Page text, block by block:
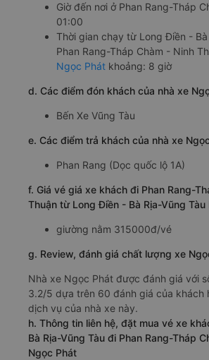
Giờ đến nơi ở Phan Rang-Tháp
01:00
Thời gian chạy từ Long Điền - Bà
Phan Rang-Tháp Chàm - Ninh
Ngọc Phát khoảng: 8 giờ
d. Các điểm đón khách của nhà xe
Bến Xe Vũng Tàu
e. Các điểm trả khách của nhà xe
Phan Rang (Dọc quốc lộ 1A)
f. Giá vé giá xe khách đi Phan Rang-
Thuận từ Long Điền - Bà Rịa-Vũng Tàu
giường nằm 315000đ/vé
g. Review, đánh giá chất lượng xe
Nhà xe Ngọc Phát được đánh giá với
3.2/5 dựa trên 60 đánh giá của khách
dịch vụ của nhà xe này.
h. Thông tin liên hệ, đặt mua vé xe
Bà Rịa-Vũng Tàu đi Phan Rang-Tháp
Ngọc Phát